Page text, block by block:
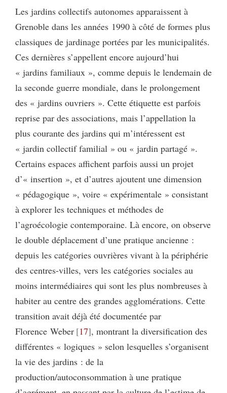
Les jardins collectifs autonomes apparaissent à
Grenoble dans les années 1990 à côté de formes plus
classiques de jardinage portées par les municipalités.
Ces dernières s’appellent encore aujourd’hui
« jardins familiaux », comme depuis le lendemain de
la seconde guerre mondiale, dans le prolongement
des « jardins ouvriers ». Cette étiquette est parfois
reprise par des associations, mais l’appellation la
plus courante des jardins qui m’intéressent est
« jardin collectif familial » ou « jardin partagé ».
Certains espaces affichent parfois aussi un projet
d’« insertion », et d’autres ajoutent une dimension
« pédagogique », voire « expérimentale » consistant
à explorer les techniques et méthodes de
l’agroécologie contemporaine. Là encore, on observe
le double déplacement d’une pratique ancienne :
depuis les catégories ouvrières vivant à la périphérie
des centres-villes, vers les catégories sociales au
moins intermédiaires qui sont les plus nombreuses à
habiter au centre des grandes agglomérations. Cette
transition avait déjà été documentée par
Florence Weber 17 , montrant la diversification des
différentes « logiques » selon lesquelles s’organisent
la vie des jardins : de la
production/autoconsommation à une pratique